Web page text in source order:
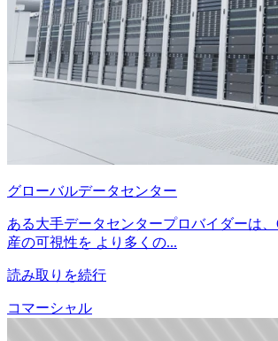
グローバルデータセンター
ある大手データセンタープロバイダーは
産の可視性を より多くの...
読み取りを続行
コマーシャル